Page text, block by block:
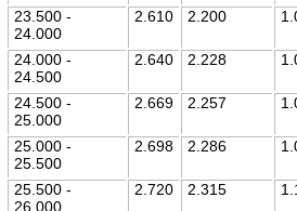
23.500 -
24.000
2.610 2.200
24.000 -
24.500
2.640 2.228
24.500 -
25.000
2.669 2.257
25.000 -
25.500
2.698 2.286
25.500 -
26.000
2.720 2.315